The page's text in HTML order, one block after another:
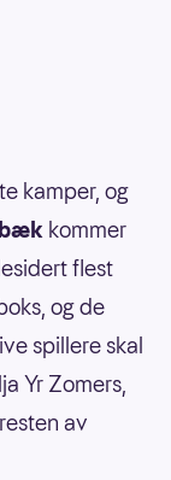
kamper, og
kommer
flest
og de
spillere skal
Yr Zomers,
av